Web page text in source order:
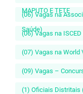
MAPUTO E TETE
(06) Vagas na
Saúde)
(06) Vagas na ISCED
(07) Vagas na World
(09) Vagas –
(1) Oficiais Distritais